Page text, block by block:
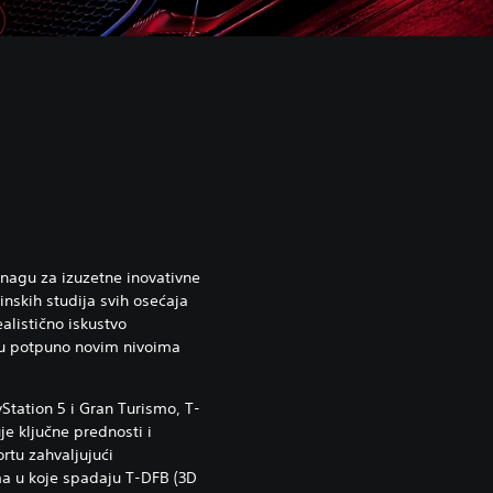
za izuzetne inovativne
studija svih osećaja
iskustvo
potpuno novim nivoima
5 i Gran Turismo, T-
ključne prednosti i
zahvaljujući
u koje spadaju T-DFB (3D